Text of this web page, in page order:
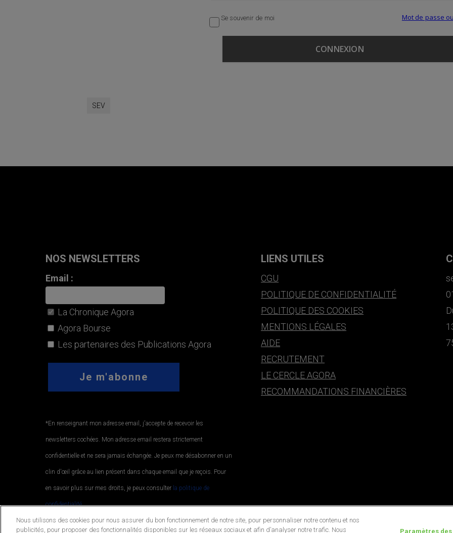
Se souvenir de moi Mot de passe
SEV
NOS NEWSLETTERS
Email :
La Chronique Agora
Agora Bourse
Les partenaires des Publications Agora
*En renseignant mon adresse email, j'accepte de recevoir les
newsletters cochées. Mon adresse email restera strictement
confidentielle et ne sera jamais échangée. Je peux me désabonner en un
clin d'œil grâce au lien présent dans chaque email que je reçois. Pour
en savoir plus sur mes droits, je peux consulter la politique de
confidentialité..
LIENS UTILES
CGU
POLITIQUE DE CONFIDENTIALITÉ
POLITIQUE DES COOKIES
MENTIONS LÉGALES
AIDE
RECRUTEMENT
LE CERCLE AGORA
RECOMMANDATIONS FINANCIÈRES
Nous utilisons des cookies pour nous assurer du bon fonctionnement de notre site, pour personnaliser notre contenu et nos
publicités, pour proposer des fonctionnalités disponibles sur les réseaux sociaux et afin d’analyser notre trafic. Nous
Paramètres